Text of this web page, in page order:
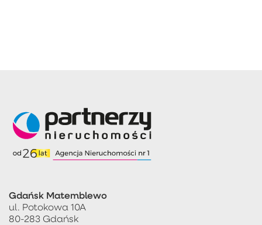
Gdańsk Matemblewo
ul. Potokowa 10A
80-283 Gdańsk